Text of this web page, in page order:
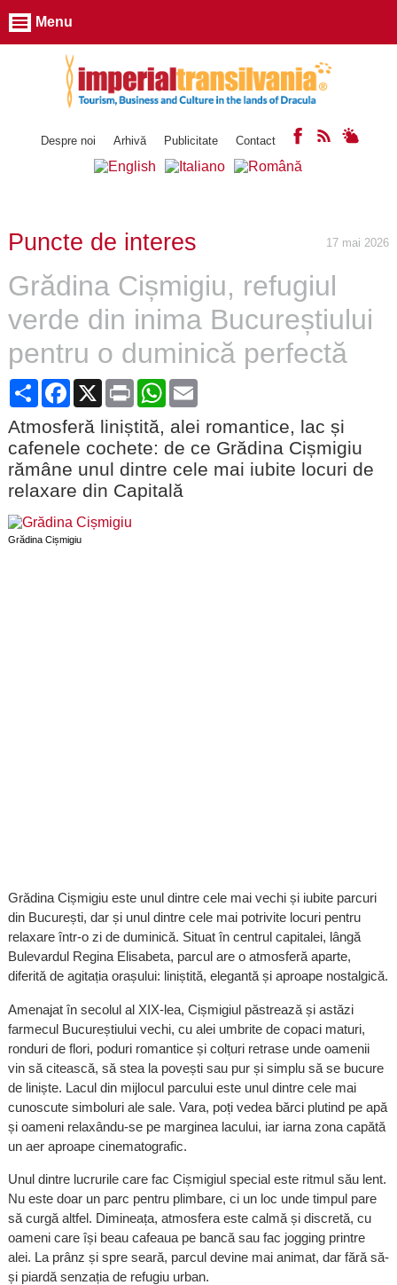
Despre noi Arhivă Publicitate Contact
Menu
Puncte de interes 17 mai 2026
Grădina Cișmigiu, refugiul
verde din inima Bucureștiului
pentru o duminică perfectă
ShareFacebook
X Print WhatsApp
Email
Atmosferă liniștită, alei romantice, lac și
cafenele cochete: de ce Grădina Cișmigiu
rămâne unul dintre cele mai iubite locuri de
relaxare din Capitală
Grădina Cișmigiu
Grădina Cișmigiu este unul dintre cele mai vechi și iubite parcuri
din București, dar și unul dintre cele mai potrivite locuri pentru
relaxare într-o zi de duminică. Situat în centrul capitalei, lângă
Bulevardul Regina Elisabeta, parcul are o atmosferă aparte,
diferită de agitația orașului: liniștită, elegantă și aproape nostalgică.
Amenajat în secolul al XIX-lea, Cișmigiul păstrează și astăzi
farmecul Bucureștiului vechi, cu alei umbrite de copaci maturi,
ronduri de flori, poduri romantice și colțuri retrase unde oamenii
vin să citească, să stea la povești sau pur și simplu să se bucure
de liniște. Lacul din mijlocul parcului este unul dintre cele mai
cunoscute simboluri ale sale. Vara, poți vedea bărci plutind pe apă
și oameni relaxându-se pe marginea lacului, iar iarna zona capătă
un aer aproape cinematografic.
Unul dintre lucrurile care fac Cișmigiul special este ritmul său lent.
Nu este doar un parc pentru plimbare, ci un loc unde timpul pare
să curgă altfel. Dimineața, atmosfera este calmă și discretă, cu
oameni care își beau cafeaua pe bancă sau fac jogging printre
alei. La prânz și spre seară, parcul devine mai animat, dar fără să-
și piardă senzația de refugiu urban.